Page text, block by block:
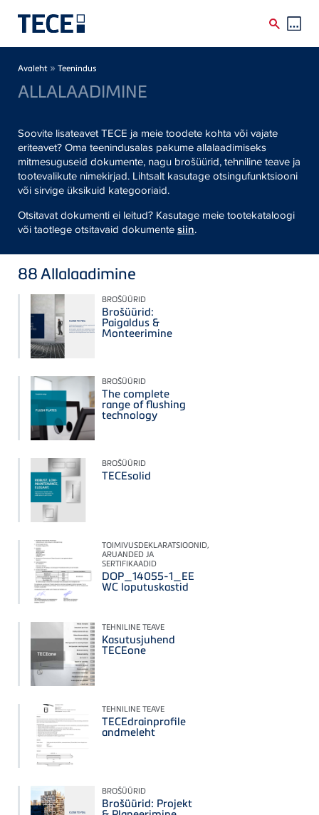
Breadcrumb
Avaleht » Teenindus
ALLALAADIMINE
Soovite lisateavet TECE ja meie toodete kohta või vajate
eriteavet? Oma teenindusalas pakume allalaadimiseks
mitmesuguseid dokumente, nagu brošüürid, tehniline teave ja
tootevalikute nimekirjad. Lihtsalt kasutage otsingufunktsiooni
või sirvige üksikuid kategooriaid.
Otsitavat dokumenti ei leitud? Kasutage meie tootekataloogi
või taotlege otsitavaid dokumentesiin.
88Allalaadimine
BROŠÜÜRID
Brošüürid:
Paigaldus &
Monteerimine
BROŠÜÜRID
The complete
range of flushing
technology
BROŠÜÜRID
TECEsolid
TOIMIVUSDEKLARATSIOONID,
ARUANDED JA
SERTIFIKAADID
DOP_14055-1_EE
WC loputuskastid
TEHNILINE TEAVE
Kasutusjuhend
TECEone
TEHNILINE TEAVE
TECEdrainprofile
andmeleht
BROŠÜÜRID
Brošüürid: Projekt